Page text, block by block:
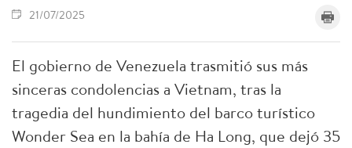
21/07/2025
El gobierno de Venezuela trasmitió sus más
sinceras condolencias a Vietnam, tras la
tragedia del hundimiento del barco turístico
Wonder Sea en la bahía de Ha Long, que dejó 35